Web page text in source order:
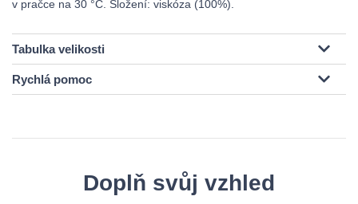
v pračce na 30 °C. Složení: viskóza (100%).
Tabulka velikosti
Rychlá pomoc
Doplň svůj vzhled